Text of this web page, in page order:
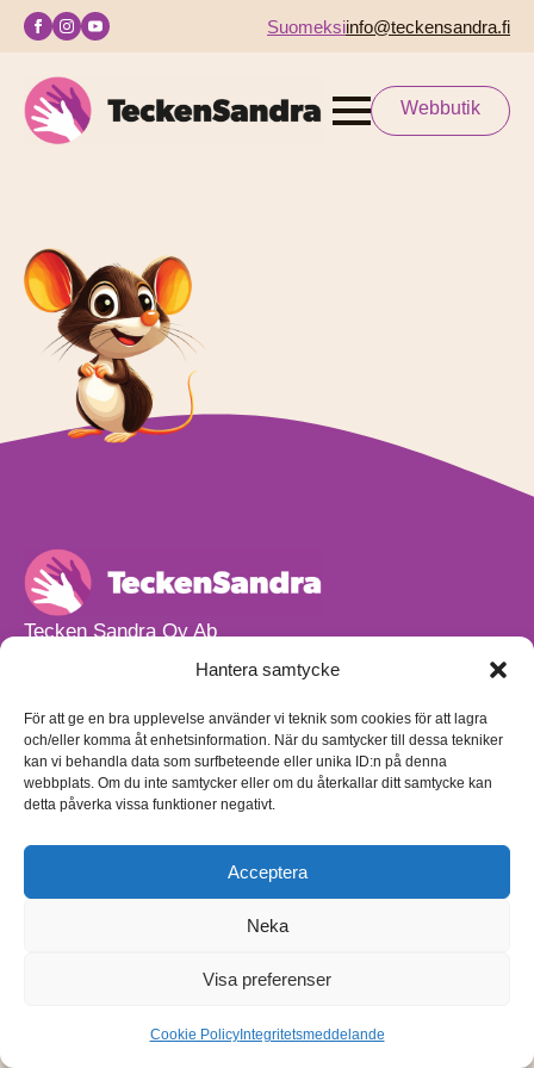
Hantera samtycke
För att ge en bra upplevelse använder vi teknik som cookies för att lagra
och/eller komma åt enhetsinformation. När du samtycker till dessa tekniker
kan vi behandla data som surfbeteende eller unika ID:n på denna
webbplats. Om du inte samtycker eller om du återkallar ditt samtycke kan
detta påverka vissa funktioner negativt.
Acceptera
Neka
Visa preferenser
Cookie PolicyIntegritetsmeddelande
Suomeksiinfo@teckensandra.fi
Webbutik
Tecken Sandra Oy Ab
info@teckensandra.fi
Vårt verksamhetsutrymme HÖRNAN ligger i Sibbo.
Torpvägen 9 B 13,
01150 Söderkulla
Beställnings- och leveransvillkor
Sekretesspolicy
(på finska)